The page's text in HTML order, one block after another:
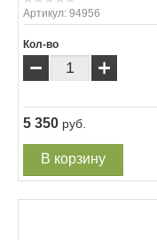
Артикул: 94956
Кол-во
− +
5 350 руб.
В корзину